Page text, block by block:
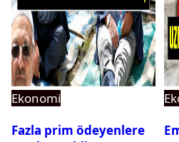
Ekonomi
Fazla prim ödeyenlere